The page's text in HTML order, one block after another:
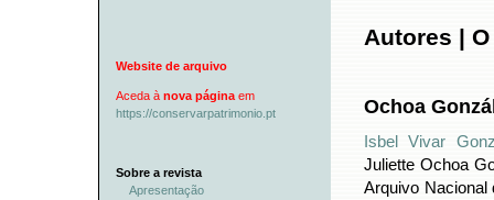
Website de arquivo
Aceda à nova página em
https://conservarpatrimonio.pt
Sobre a revista
Apresentação
Autores | O
Ochoa
Isbel Vivar
Juliette Ochoa
Arquivo